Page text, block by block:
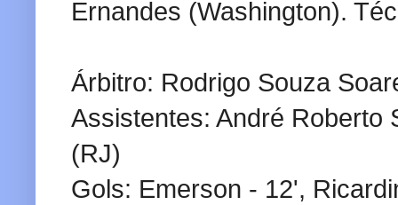
Ernandes (Washington).
Árbitro: Rodrigo Souza
Assistentes: André Roberto
(RJ)
Gols: Emerson - 12',